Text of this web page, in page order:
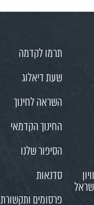
תרמו לקדמה
שעת דיאלוג
השראה לחינוך
החינוך הקדמאי
הסיפור שלנו
סדנאות
פרסומים ותקשורת